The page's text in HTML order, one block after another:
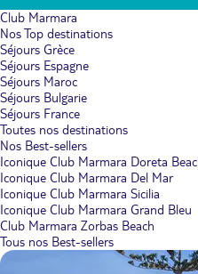
Club Marmara
Nos Top destinations
Séjours Grèce
Séjours Espagne
Séjours Maroc
Séjours Bulgarie
Séjours France
Toutes nos destinations
Nos Best-sellers
Iconique Club Marmara Doreta
Iconique Club Marmara Del Mar
Iconique Club Marmara Sicilia
Iconique Club Marmara Grand Bleu
Club Marmara Zorbas Beach
Tous nos Best-sellers